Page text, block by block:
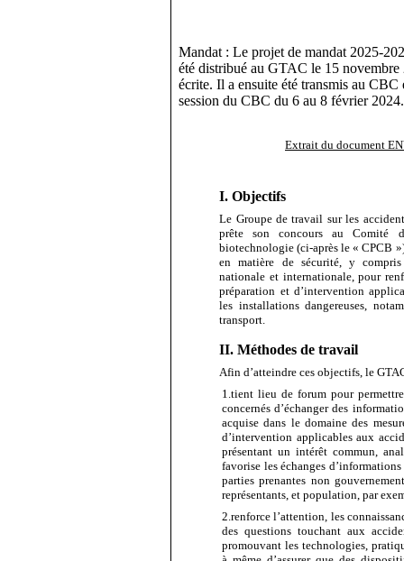
Mandat : Le projet de mandat 2025-
été distribué au GTAC le 15 novembre
écrite. Il a ensuite été transmis au CBC
session du CBC du 6 au 8 février 2024.
Extrait du document
I. Objectifs
Le Groupe de travail sur les
prête son concours au Comité
biotechnologie (ci‑après le « CPCB
en matière de sécurité, y
nationale et internationale, pour
préparation et d’intervention
les installations dangereuses,
transport.
II. Méthodes de travail
Afin d’atteindre ces objectifs, le
1.tient lieu de forum pour
concernés d’échanger des
acquise dans le domaine des
d’intervention applicables aux
présentant un intérêt commun,
favorise les échanges
parties prenantes non
représentants, et population, par
2.renforce l’attention, les
des questions touchant aux
promouvant les technologies,